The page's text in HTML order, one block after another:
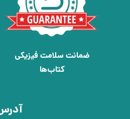
ضمانت سلامت فیزیکی
کتاب‌ها